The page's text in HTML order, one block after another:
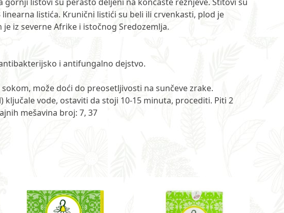
listića. Krunični listići su beli ili crvenkasti, plod je
iz severne Afrike i istočnog Sredozemlja.
i antifungalno dejstvo.
može doći do preosetljivosti na sunčeve zrake.
vode, ostaviti da stoji 10-15 minuta, procediti. Piti 2
mešavina broj: 7, 37